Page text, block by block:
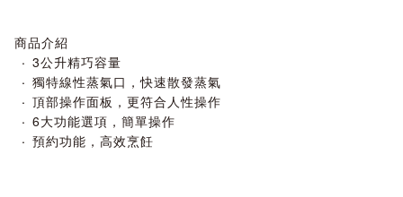
商品介紹
3公升精巧容量
獨特線性蒸氣口，快速散發蒸氣
頂部操作面板，更符合人性操作
6大功能選項，簡單操作
預約功能，高效烹飪